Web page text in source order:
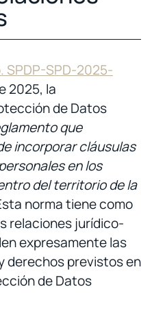
SPDP-SPD-2025-
2025, la
de Datos
que
incorporar cláusulas
en los
del territorio de la
norma tiene como
relaciones jurídico-
expresamente las
derechos previstos en
de Datos